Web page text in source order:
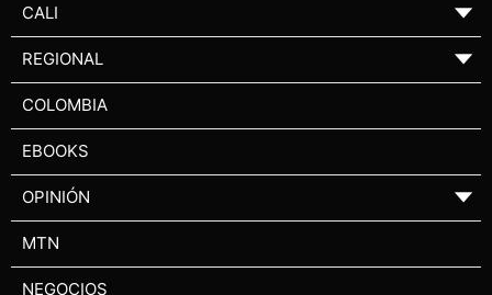
CALI ▼
REGIONAL ▼
COLOMBIA
EBOOKS
OPINIÓN ▼
MTN
NEGOCIOS